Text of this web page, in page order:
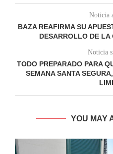
Noticia
BAZA REAFIRMA SU
DESARROLLO DE LA
Noticia
TODO PREPARADO PARA
SEMANA SANTA
YOU MAY